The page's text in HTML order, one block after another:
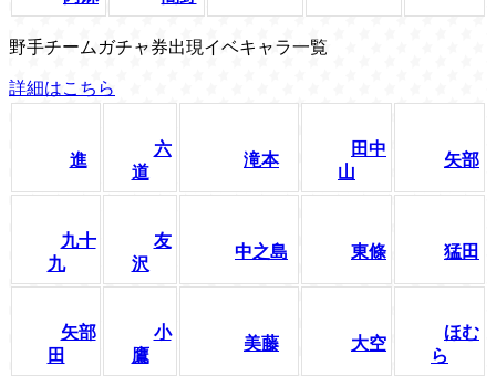
野手チームガチャ券出現イベキャラ一覧
詳細はこちら
進
六
道
滝本
田中
山
矢部
九十
九
友
沢
中之島 東條 猛田
矢部
田
小
鷹
美藤 大空
ほむ
ら